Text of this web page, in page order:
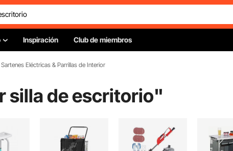
Inspiración Club de miembros
Sartenes Eléctricas & Parrillas de Interior
silla de escritorio"